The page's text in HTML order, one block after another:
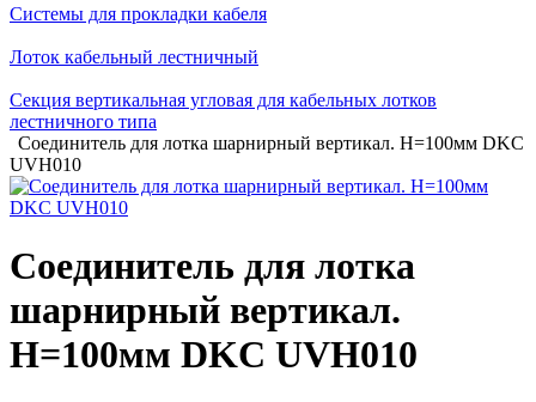
Системы для прокладки кабеля
Лоток кабельный лестничный
Секция вертикальная угловая для кабельных лотков
лестничного типа
Соединитель для лотка шарнирный вертикал. H=100мм DKC
UVH010
Соединитель для лотка
шарнирный вертикал.
H=100мм DKC UVH010